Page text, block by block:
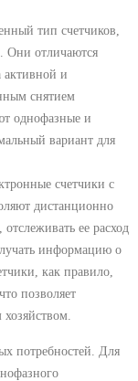
тип счетчиков,
Они отличаются
активной и
снятием
однофазные и
вариант для
счетчики с
дистанционно
ее расход
информацию о
как правило,
позволяет
потребностей. Для